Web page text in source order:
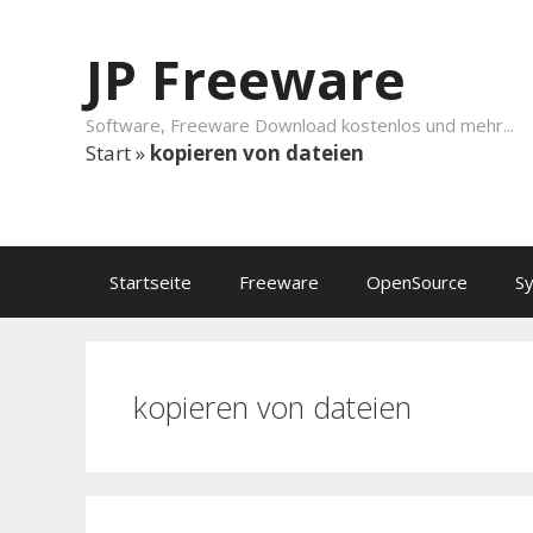
JP Freeware
Software, Freeware Download kostenlos und mehr...
Start» kopieren von dateien
Startseite Freeware OpenSource
kopieren von dateien